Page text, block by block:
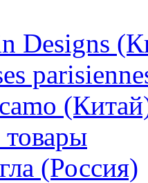
Designs
(Россия)